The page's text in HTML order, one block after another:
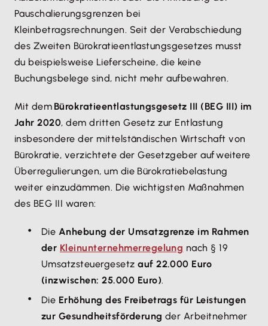
Pauschalierungsgrenzen bei
Kleinbetragsrechnungen. Seit der Verabschiedung
des Zweiten Bürokratieentlastungsgesetzes musst
du beispielsweise Lieferscheine, die keine
Buchungsbelege sind, nicht mehr aufbewahren.
Mit dem Bürokratieentlastungsgesetz III (BEG III) im
Jahr 2020, dem dritten Gesetz zur Entlastung
insbesondere der mittelständischen Wirtschaft von
Bürokratie, verzichtete der Gesetzgeber auf weitere
Überregulierungen, um die Bürokratiebelastung
weiter einzudämmen. Die wichtigsten Maßnahmen
des BEG III waren:
Die Anhebung der Umsatzgrenze im Rahmen
der Kleinunternehmerregelung nach § 19
Umsatzsteuergesetzauf 22.000 Euro
(inzwischen: 25.000 Euro).
Die Erhöhung des Freibetrags für Leistungen
zur Gesundheitsförderung der Arbeitnehmer